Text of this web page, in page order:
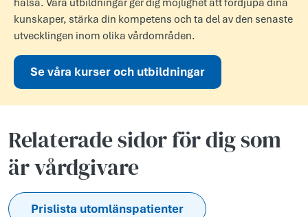
hälsa. Våra utbildningar ger dig möjlighet att fördjupa dina
kunskaper, stärka din kompetens och ta del av den senaste
utvecklingen inom olika vårdområden.
Se våra kurser och utbildningar
Relaterade sidor för dig som
är vårdgivare
Prislista utomlänspatienter